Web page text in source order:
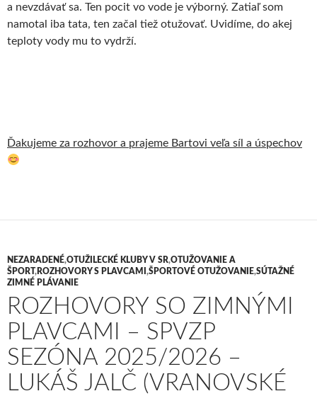
a nevzdávať sa. Ten pocit vo vode je výborný. Zatiaľ som
namotal iba tata, ten začal tiež otužovať. Uvidíme, do akej
teploty vody mu to vydrží.
Ďakujeme za rozhovor a prajeme Bartovi veľa síl a úspechov
NEZARADENÉ,OTUŽILECKÉ KLUBY V SR,OTUŽOVANIE A
ŠPORT,ROZHOVORY S PLAVCAMI ,ŠPORTOVÉ OTUŽOVANIE,SÚTAŽNÉ
ZIMNÉ PLÁVANIE
ROZHOVORY SO ZIMNÝMI
PLAVCAMI – SPVZP
SEZÓNA 2025/2026 –
LUKÁŠ JALČ (VRANOVSKÉ